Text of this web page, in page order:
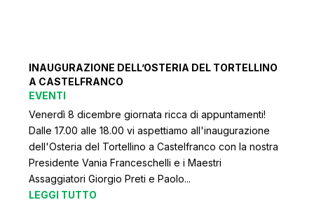
INAUGURAZIONE DELL’OSTERIA DEL TORTELLINO
A CASTELFRANCO
EVENTI
Venerdì 8 dicembre giornata ricca di appuntamenti!
Dalle 17.00 alle 18.00 vi aspettiamo all'inaugurazione
dell'Osteria del Tortellino a Castelfranco con la nostra
Presidente Vania Franceschelli e i Maestri
Assaggiatori Giorgio Preti e Paolo...
LEGGI TUTTO